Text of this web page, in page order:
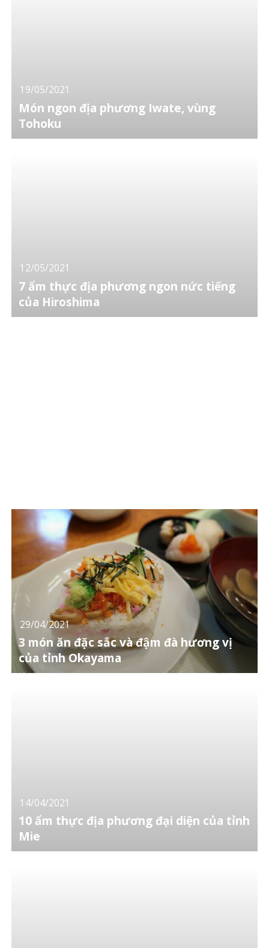
19/05/2021
Món ngon địa phương Iwate, vùng
Tohoku
12/05/2021
7 ẩm thực địa phương ngon nức tiếng
của Hiroshima
29/04/2021
3 món ăn đặc sắc và đậm đà hương vị
của tỉnh Okayama
14/04/2021
10 ẩm thực địa phương đại diện của tỉnh
Mie